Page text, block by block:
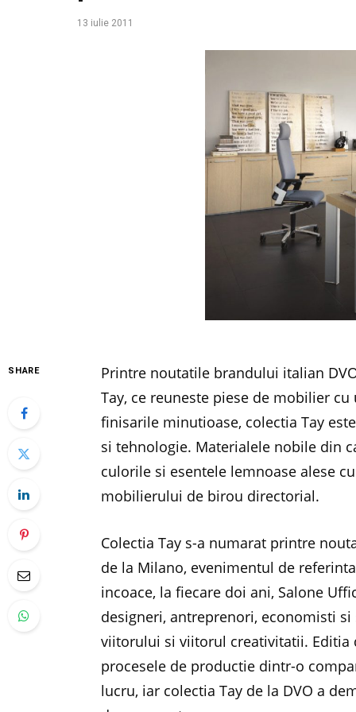
13 iulie 2011
SHARE
Printre noutatile brandului italian
Tay, ce reuneste piese de mobilier
finisarile minutioase, colectia Tay
si tehnologie. Materialele nobile din
culorile si esentele lemnoase alese
mobilierului de birou directorial.
Colectia Tay s-a numarat printre
de la Milano, evenimentul de
incoace, la fiecare doi ani, Salone
designeri, antreprenori, economisti
viitorului si viitorul creativitatii. Editia
procesele de productie dintr-o
lucru, iar colectia Tay de la DVO a